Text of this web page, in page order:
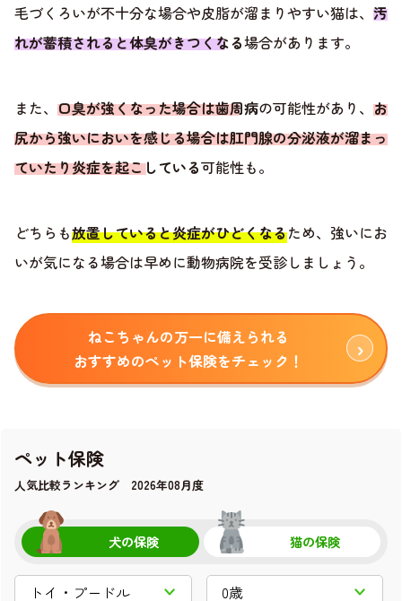
毛づくろいが不十分な場合や皮脂が溜まりやすい猫は、 汚
れが蓄積されると体臭がきつくなる場合があります。
また、 口臭が強くなった場合は歯周病の可能性があり、 お
尻から強いにおいを感じる場合は肛門腺の分泌液が溜まっ
ていたり炎症を起こしている可能性も。
どちらも放置していると炎症がひどくなるため、強いにお
いが気になる場合は早めに動物病院を受診しましょう。
ねこちゃんの万一に備えられる
おすすめのペット保険をチェック！
ペット保険
人気比較ランキング 2026年08月度
犬の保険 猫の保険